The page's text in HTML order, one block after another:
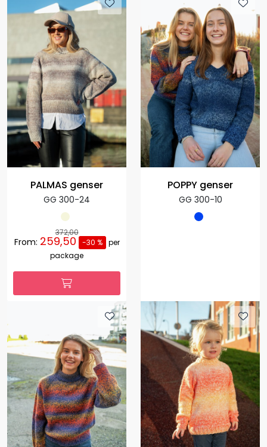
PALMAS genser
GG 300-24
372,00
From: 259,50 -30 %
per
package
POPPY genser
GG 300-10